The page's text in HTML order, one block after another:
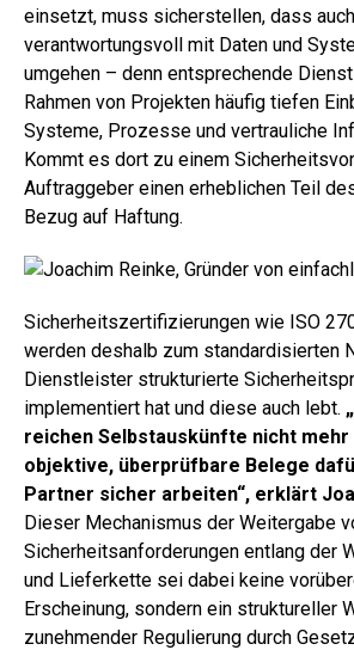
einsetzt, muss sicherstellen, dass
verantwortungsvoll mit Daten und
umgehen – denn entsprechende
Rahmen von Projekten häufig tiefen
Systeme, Prozesse und vertrauliche
Kommt es dort zu einem
Auftraggeber einen erheblichen Teil
Bezug auf Haftung.
Sicherheitszertifizierungen wie ISO
werden deshalb zum standardisierten
Dienstleister strukturierte
implementiert hat und diese auch lebt.
reichen Selbstauskünfte nicht mehr
objektive, überprüfbare Belege
Partner sicher arbeiten“, erklärt
Dieser Mechanismus der Weitergabe
Sicherheitsanforderungen entlang der
und Lieferkette sei dabei keine
Erscheinung, sondern ein struktureller
zunehmender Regulierung durch